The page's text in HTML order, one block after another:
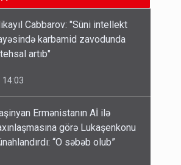
13:24
karta istədiyiniz qədər
edə bilərsiniz - VİDEO
arvadı yandırıb 15 min manatı
10:46
Cabbarov: "Süni intellekt
karbamid zavodunda
artıb"
Ermənistanın Aİ ilə
görə Lukaşenkonu
“O səbəb olub”